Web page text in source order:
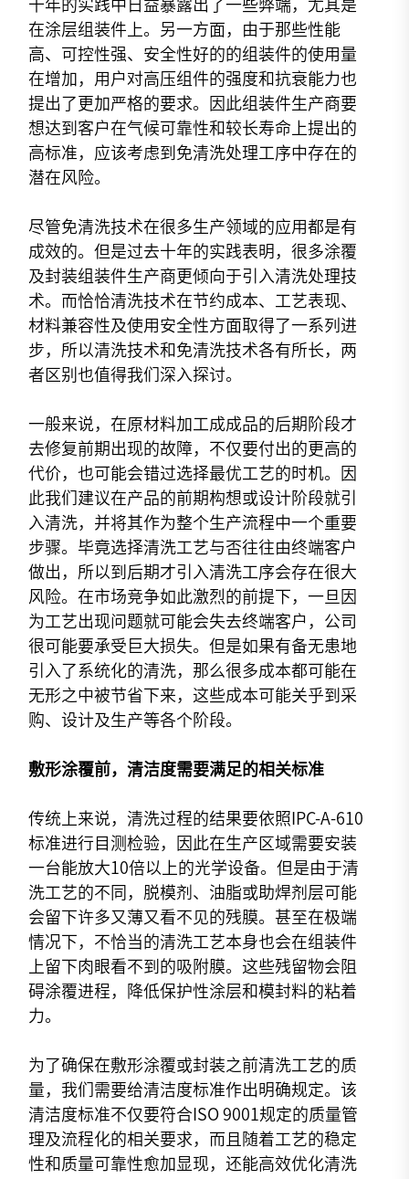
十年的实践中日益暴露出了一些弊端，尤其是
在涂层组装件上。另一方面，由于那些性能
高、可控性强、安全性好的的组装件的使用量
在增加，用户对高压组件的强度和抗衰能力也
提出了更加严格的要求。因此组装件生产商要
想达到客户在气候可靠性和较长寿命上提出的
高标准，应该考虑到免清洗处理工序中存在的
潜在风险。
尽管免清洗技术在很多生产领域的应用都是有
成效的。但是过去十年的实践表明，很多涂覆
及封装组装件生产商更倾向于引入清洗处理技
术。而恰恰清洗技术在节约成本、工艺表现、
材料兼容性及使用安全性方面取得了一系列进
步，所以清洗技术和免清洗技术各有所长，两
者区别也值得我们深入探讨。
一般来说，在原材料加工成成品的后期阶段才
去修复前期出现的故障，不仅要付出的更高的
代价，也可能会错过选择最优工艺的时机。因
此我们建议在产品的前期构想或设计阶段就引
入清洗，并将其作为整个生产流程中一个重要
步骤。毕竟选择清洗工艺与否往往由终端客户
做出，所以到后期才引入清洗工序会存在很大
风险。在市场竞争如此激烈的前提下，一旦因
为工艺出现问题就可能会失去终端客户，公司
很可能要承受巨大损失。但是如果有备无患地
引入了系统化的清洗，那么很多成本都可能在
无形之中被节省下来，这些成本可能关乎到采
购、设计及生产等各个阶段。
敷形涂覆前，清洁度需要满足的相关标准
传统上来说，清洗过程的结果要依照IPC-A-610
标准进行目测检验，因此在生产区域需要安装
一台能放大10倍以上的光学设备。但是由于清
洗工艺的不同，脱模剂、油脂或助焊剂层可能
会留下许多又薄又看不见的残膜。甚至在极端
情况下，不恰当的清洗工艺本身也会在组装件
上留下肉眼看不到的吸附膜。这些残留物会阻
碍涂覆进程，降低保护性涂层和模封料的粘着
力。
为了确保在敷形涂覆或封装之前清洗工艺的质
量，我们需要给清洁度标准作出明确规定。该
清洁度标准不仅要符合ISO 9001规定的质量管
理及流程化的相关要求，而且随着工艺的稳定
性和质量可靠性愈加显现，还能高效优化清洗